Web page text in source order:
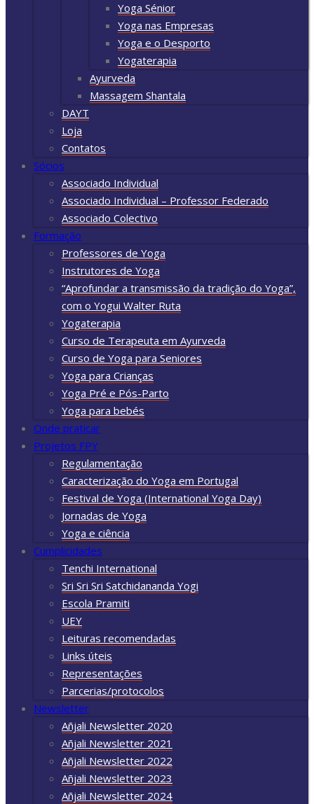
Yoga Sénior
Yoga nas Empresas
Yoga e o Desporto
Yogaterapia
Ayurveda
Massagem Shantala
DAYT
Loja
Contatos
Sócios
Associado Individual
Associado Individual – Professor Federado
Associado Colectivo
Formação
Professores de Yoga
Instrutores de Yoga
“Aprofundar a transmissão da tradição do Yoga”,
com o Yogui Walter Ruta
Yogaterapia
Curso de Terapeuta em Ayurveda
Curso de Yoga para Seniores
Yoga para Crianças
Yoga Pré e Pós-Parto
Yoga para bebés
Onde praticar
Projetos FPY
Regulamentação
Caracterização do Yoga em Portugal
Festival de Yoga (International Yoga Day)
Jornadas de Yoga
Yoga e ciência
Cumplicidades
Tenchi International
Sri Sri Sri Satchidananda Yogi
Escola Pramiti
UEY
Leituras recomendadas
Links úteis
Representações
Parcerias/protocolos
Newsletter
Añjali Newsletter 2020
Añjali Newsletter 2021
Añjali Newsletter 2022
Añjali Newsletter 2023
Añjali Newsletter 2024